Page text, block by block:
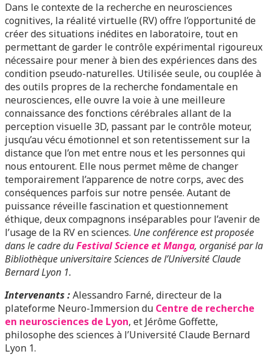
Dans le contexte de la recherche en neurosciences
cognitives, la réalité virtuelle (RV) offre l’opportunité de
créer des situations inédites en laboratoire, tout en
permettant de garder le contrôle expérimental rigoureux
nécessaire pour mener à bien des expériences dans des
condition pseudo-naturelles. Utilisée seule, ou couplée à
des outils propres de la recherche fondamentale en
neurosciences, elle ouvre la voie à une meilleure
connaissance des fonctions cérébrales allant de la
perception visuelle 3D, passant par le contrôle moteur,
jusqu’au vécu émotionnel et son retentissement sur la
distance que l’on met entre nous et les personnes qui
nous entourent. Elle nous permet même de changer
temporairement l’apparence de notre corps, avec des
conséquences parfois sur notre pensée. Autant de
puissance réveille fascination et questionnement
éthique, deux compagnons inséparables pour l’avenir de
l’usage de la RV en sciences. Une conférence est proposée
dans le cadre duFestival Science et Manga, organisé par la
Bibliothèque universitaire Sciences de l’Université Claude
Bernard Lyon 1.
Intervenants :Alessandro Farné, directeur de la
plateforme Neuro-Immersion du Centre de recherche
en neurosciences de Lyon, et Jérôme Goffette,
philosophe des sciences à l’Université Claude Bernard
Lyon 1.